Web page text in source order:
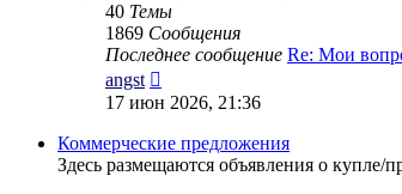
40 Темы
1869 Сообщения
Последнее сообщение Re: Мои
angst
к
последнему
сообщению
17 июн 2026, 21:36
Коммерческие предложения
Здесь размещаются объявления о купле/